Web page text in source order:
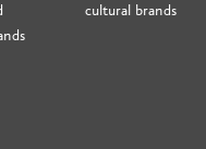
cultural brands